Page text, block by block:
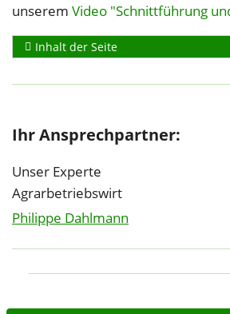
unserem Video "Schnittführung
Inhalt der Seite
Ihr Ansprechpartner:
Unser Experte
Agrarbetriebswirt
Philippe Dahlmann